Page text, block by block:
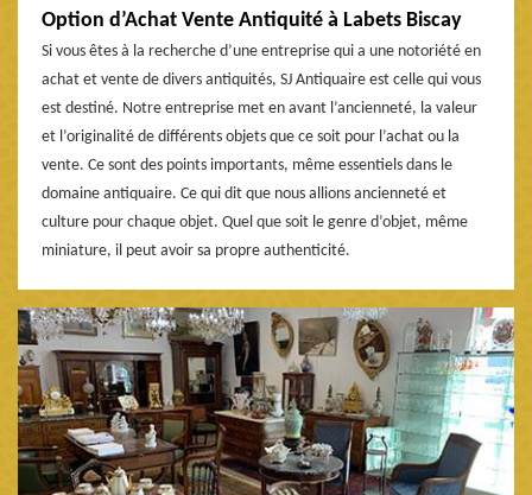
Option d’Achat Vente Antiquité à Labets Biscay
Si vous êtes à la recherche d’une entreprise qui a une notoriété en
achat et vente de divers antiquités, SJ Antiquaire est celle qui vous
est destiné. Notre entreprise met en avant l’ancienneté, la valeur
et l’originalité de différents objets que ce soit pour l’achat ou la
vente. Ce sont des points importants, même essentiels dans le
domaine antiquaire. Ce qui dit que nous allions ancienneté et
culture pour chaque objet. Quel que soit le genre d’objet, même
miniature, il peut avoir sa propre authenticité.